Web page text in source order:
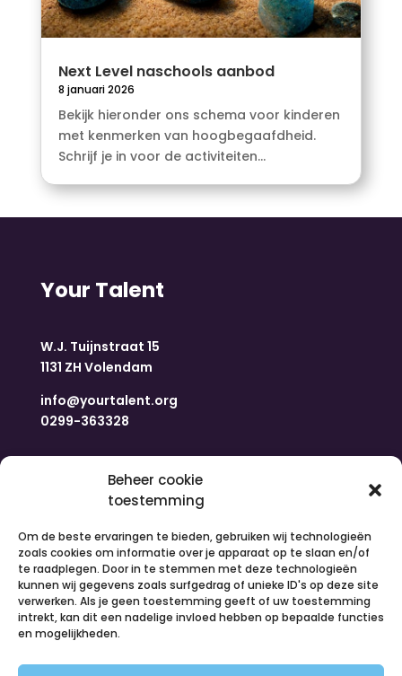
Beheer cookie
toestemming
Om de beste ervaringen te bieden, gebruiken wij technologieën
zoals cookies om informatie over je apparaat op te slaan en/of
te raadplegen. Door in te stemmen met deze technologieën
kunnen wij gegevens zoals surfgedrag of unieke ID's op deze site
verwerken. Als je geen toestemming geeft of uw toestemming
intrekt, kan dit een nadelige invloed hebben op bepaalde functies
en mogelijkheden.
Next Level naschools aanbod
8 januari 2026
Bekijk hieronder ons schema voor kinderen
met kenmerken van hoogbegaafdheid.
Schrijf je in voor de activiteiten...
Your Talent
W.J. Tuijnstraat 15
1131 ZH Volendam
info@yourtalent.org
0299-363328
Navigatie
Nieuws
Over ons
Contact
Inloggen
Vacatures